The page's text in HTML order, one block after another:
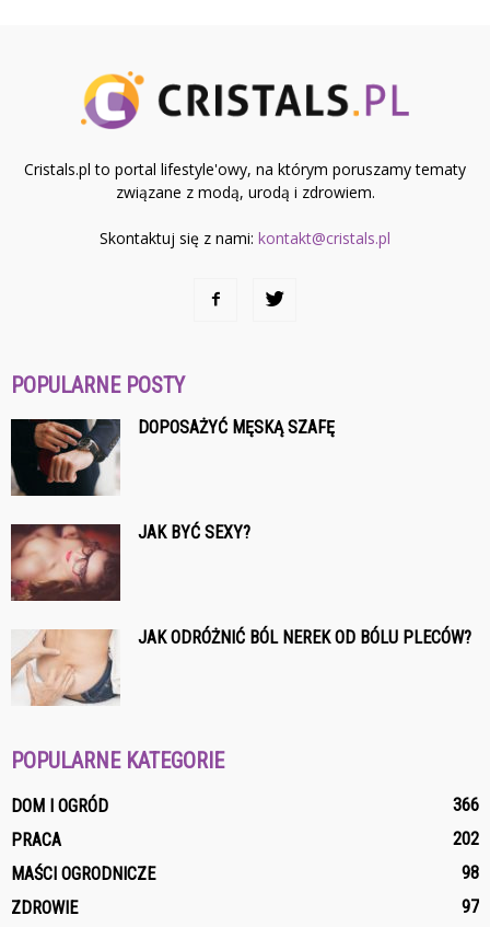
Cristals.pl to portal lifestyle'owy, na którym poruszamy tematy
związane z modą, urodą i zdrowiem.
Skontaktuj się z nami: kontakt@cristals.pl
POPULARNE POSTY
DOPOSAŻYĆ MĘSKĄ SZAFĘ
JAK BYĆ SEXY?
JAK ODRÓŻNIĆ BÓL NEREK OD BÓLU PLECÓW?
POPULARNE KATEGORIE
DOM I OGRÓD
366
PRACA
202
MAŚCI OGRODNICZE
98
ZDROWIE
97